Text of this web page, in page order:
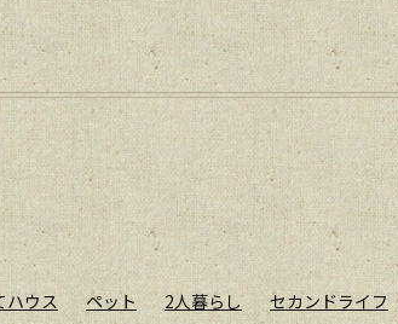
ハウス ペット 2人暮らし セカンドライフ